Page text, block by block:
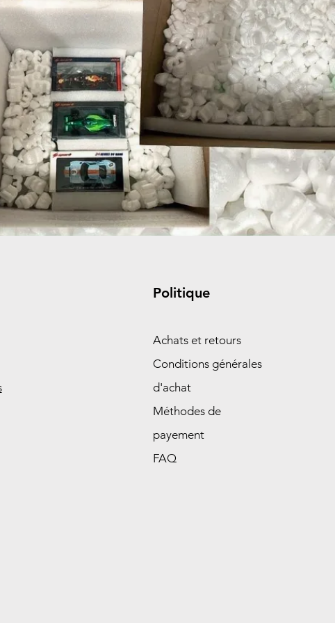
Politique
Achats et retours
Conditions générales
d'achat
Méthodes de
payement
FAQ